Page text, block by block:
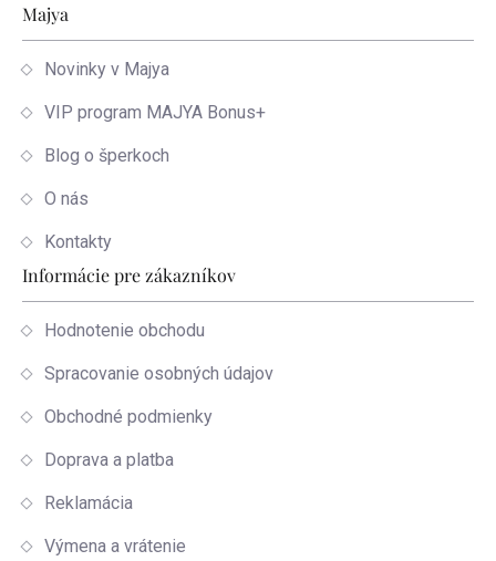
Zápätie
Majya
Novinky v Majya
VIP program MAJYA Bonus+
Blog o šperkoch
O nás
Kontakty
Informácie pre zákazníkov
Hodnotenie obchodu
Spracovanie osobných údajov
Obchodné podmienky
Doprava a platba
Reklamácia
Výmena a vrátenie